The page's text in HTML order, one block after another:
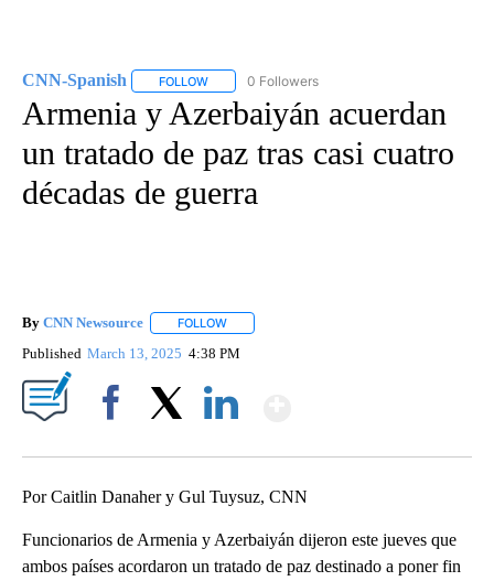
CNN-Spanish FOLLOW FOLLOW "CNN-SPANISH" TO RECEIVE
0 Followers
Armenia y Azerbaiyán acuerdan
un tratado de paz tras casi cuatro
décadas de guerra
By CNN Newsource FOLLOW
Published March 13, 2025 4:38 PM
Por Caitlin Danaher y Gul Tuysuz, CNN
Funcionarios de Armenia y Azerbaiyán dijeron este jueves que
ambos países acordaron un tratado de paz destinado a poner fin